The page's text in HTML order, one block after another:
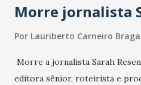
Morre jornalista
Por Lauriberto Carneiro Braga
Morre a jornalista Sarah
editora sênior, roteirista e